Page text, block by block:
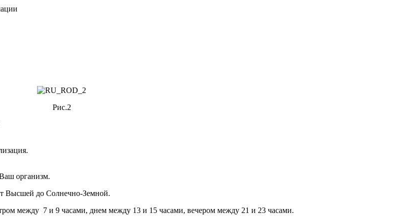
Рис.2
организм.
Высшей до Солнечно-Земной.
между 7 и 9 часами, днем между 13 и 15 часами, вечером между 21 и 23 часами.